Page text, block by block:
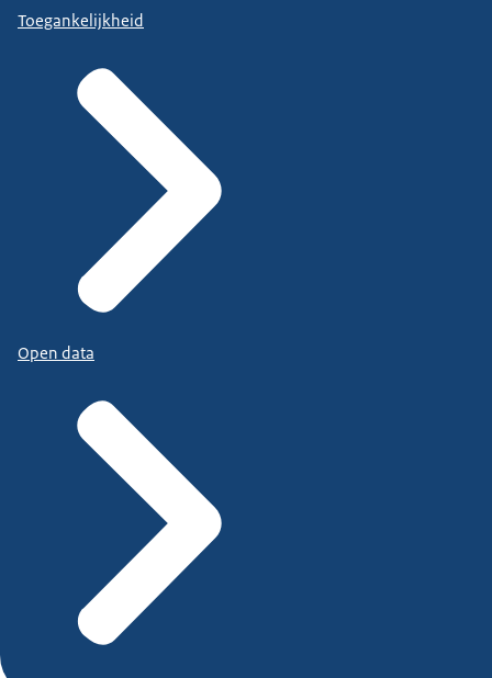
Toegankelijkheid
Open data